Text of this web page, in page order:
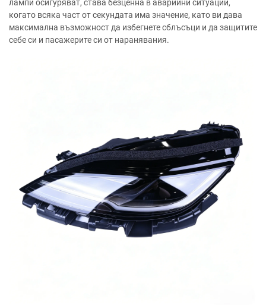
лампи осигуряват, става безценна в аварийни ситуации,
когато всяка част от секундата има значение, като ви дава
максимална възможност да избегнете сблъсъци и да защитите
себе си и пасажерите си от наранявания.